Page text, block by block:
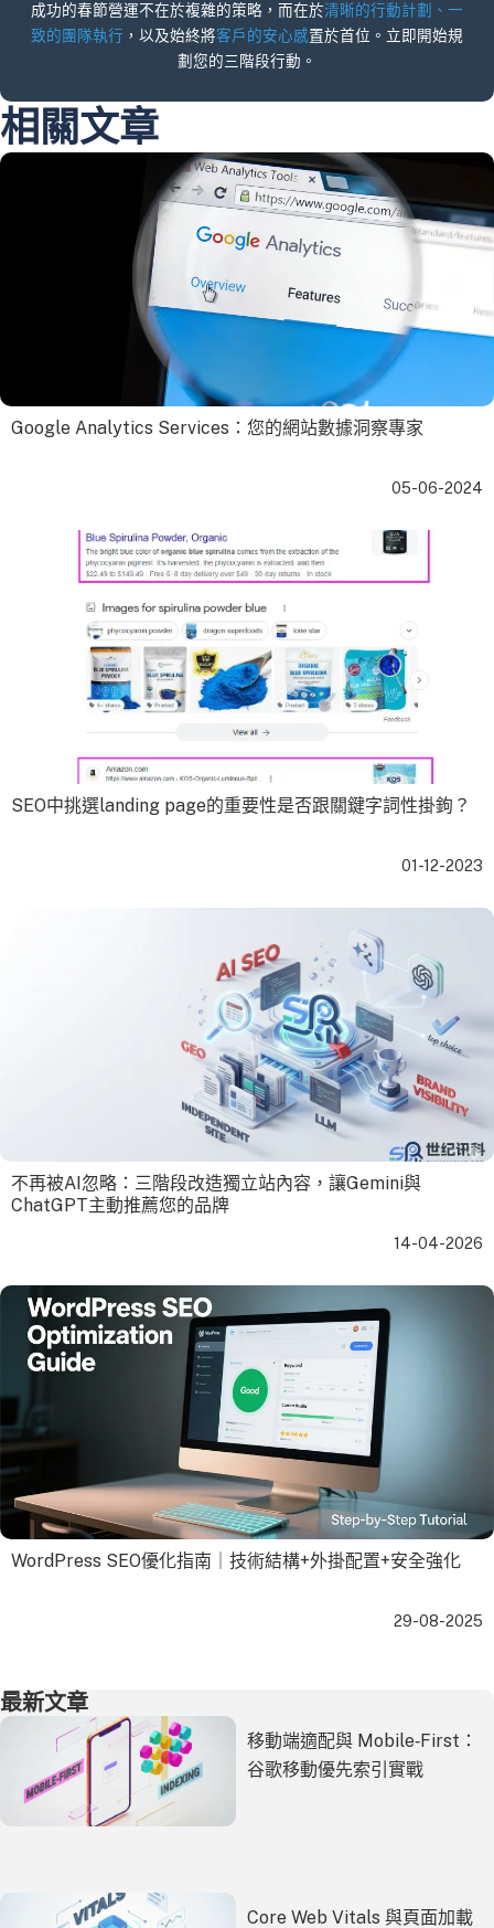
成功的春節營運不在於複雜的策略，而在於清晰的行動計劃、一
致的團隊執行 ，以及始終將客戶的安心感置於首位。立即開始規
劃您的三階段行動。
相關文章
Google Analytics Services：您的網站數據洞察專家
05-06-2024
SEO中挑選landing page的重要性是否跟關鍵字詞性掛鉤？
01-12-2023
不再被AI忽略：三階段改造獨立站內容，讓Gemini與
ChatGPT主動推薦您的品牌
14-04-2026
WordPress SEO優化指南｜技術結構+外掛配置+安全強化
29-08-2025
最新文章
移動端適配與 Mobile‑First：
谷歌移動優先索引實戰
Core Web Vitals 與頁面加載